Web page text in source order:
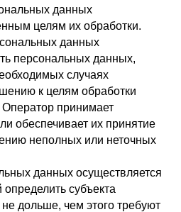
данных
целям их обработки.
данных
персональных данных,
случаях
к целям обработки
принимает
обеспечивает их принятие
неполных или неточных
данных осуществляется
субъекта
дольше, чем этого требуют